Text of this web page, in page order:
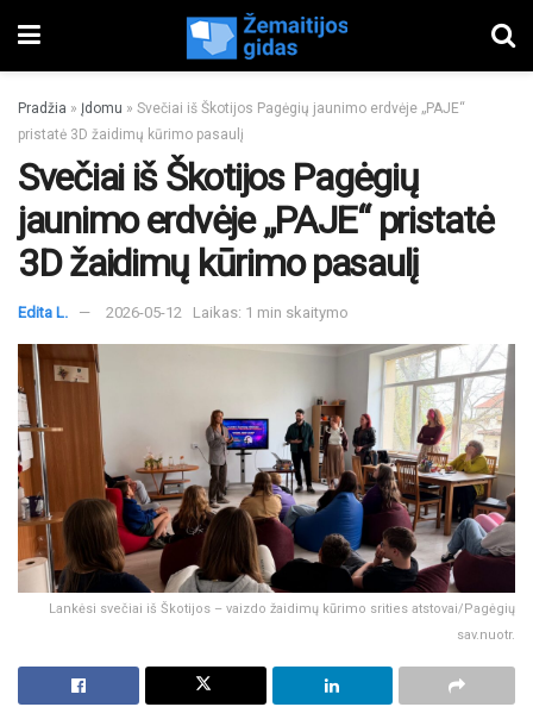
Pradžia » Įdomu » Svečiai iš Škotijos Pagėgių jaunimo erdvėje „PAJE“
pristatė 3D žaidimų kūrimo pasaulį
Svečiai iš Škotijos Pagėgių
jaunimo erdvėje „PAJE“ pristatė
3D žaidimų kūrimo pasaulį
Edita L. 2026-05-12 Laikas: 1 min skaitymo
Lankėsi svečiai iš Škotijos – vaizdo žaidimų kūrimo srities atstovai/Pagėgių
sav.nuotr.